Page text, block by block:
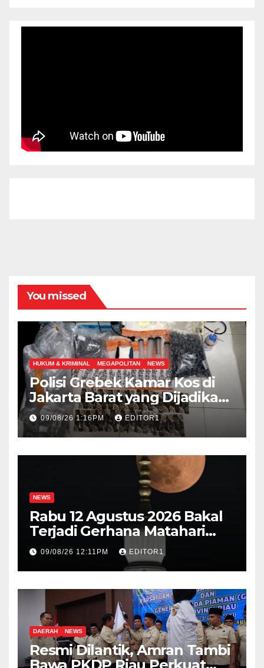
You missed
HUKUM & KRIMINAL MEGAPOLITAN NEWS
Polisi Grebek Kamar Kos di
Jakarta Barat yang Dijadikan
Pabrik Narkoba Berbentuk
Vape
09/08/26 1:16PM EDITOR1
NEWS
Rabu 12 Agustus 2026 Bakal
Terjadi Gerhana Matahari
Total, Ini Wilayah yang
Dilintasi
09/08/26 12:11PM EDITOR1
DAERAH NEWS
Resmi Dilantik, Amran Tambi